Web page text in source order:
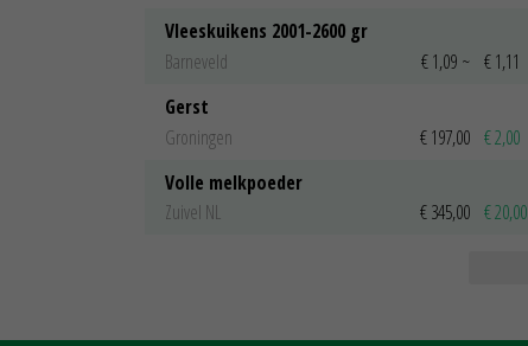
Vleeskuikens 2001-2600 gr
Barneveld
€ 1,09 ~ € 1,11
Gerst
Groningen
€ 197,00 € 2,00
Volle melkpoeder
Zuivel NL
€ 345,00 € 20,00